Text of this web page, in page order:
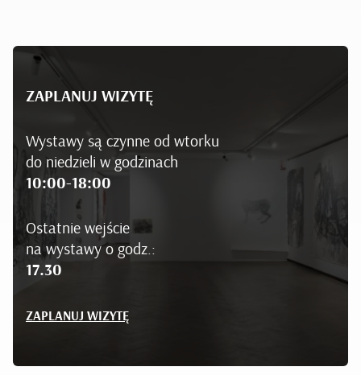
ZAPLANUJ WIZYTĘ
Wystawy są czynne od wtorku
do niedzieli w godzinach
10:00-18:00
Ostatnie wejście
na wystawy o godz.:
17.30
ZAPLANUJ WIZYTĘ